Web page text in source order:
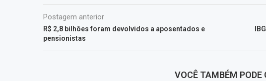
Postagem anterior
R$ 2,8 bilhões foram devolvidos a aposentados e
pensionistas
VOCÊ TAMBÉM PODE